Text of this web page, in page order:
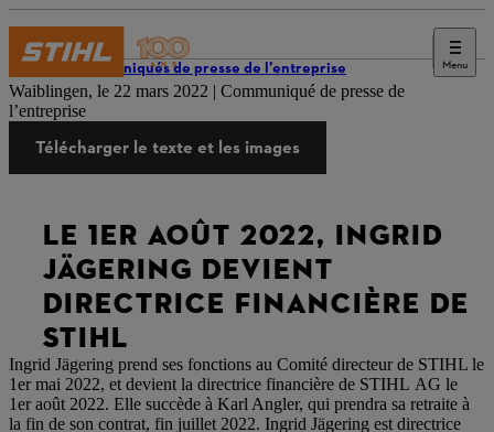
Menu
Communiqués de presse de l’entreprise
Waiblingen, le 22 mars 2022 | Communiqué de presse de
l’entreprise
Télécharger le texte et les images
LE 1ER AOÛT 2022, INGRID
JÄGERING DEVIENT
DIRECTRICE FINANCIÈRE DE
STIHL
Ingrid Jägering prend ses fonctions au Comité directeur de STIHL le
1er mai 2022, et devient la directrice financière de STIHL AG le
1er août 2022. Elle succède à Karl Angler, qui prendra sa retraite à
la fin de son contrat, fin juillet 2022. Ingrid Jägering est directrice